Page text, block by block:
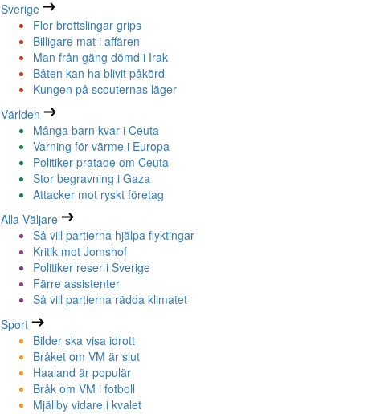
Sverige
Fler brottslingar grips
Billigare mat i affären
Man från gäng dömd i Irak
Båten kan ha blivit påkörd
Kungen på scouternas läger
Världen
Många barn kvar i Ceuta
Varning för värme i Europa
Politiker pratade om Ceuta
Stor begravning i Gaza
Attacker mot ryskt företag
Alla Väljare
Så vill partierna hjälpa flyktingar
Kritik mot Jomshof
Politiker reser i Sverige
Färre assistenter
Så vill partierna rädda klimatet
Sport
Bilder ska visa idrott
Bråket om VM är slut
Haaland är populär
Bråk om VM i fotboll
Mjällby vidare i kvalet